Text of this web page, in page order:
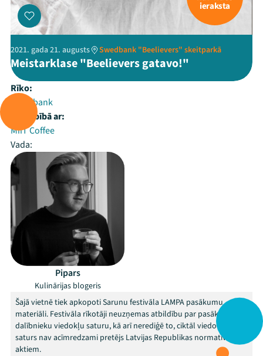
ieraksta
2021. gada 21. augusts Swedbank "Beelievers" skeitparkā
Meistarklase "Beelievers gatavo!"
Rīko:
Swedbank
Sadarbībā ar:
MiiT Coffee
Vada:
Pipars
Kulinārijas blogeris
Šajā vietnē tiek apkopoti Sarunu festivāla LAMPA pasākumu
materiāli. Festivāla rīkotāji neuzņemas atbildību par pasākumu
dalībnieku viedokļu saturu, kā arī nerediģē to, ciktāl viedokļu
saturs nav acīmredzami pretējs Latvijas Republikas normatīvajiem
aktiem.